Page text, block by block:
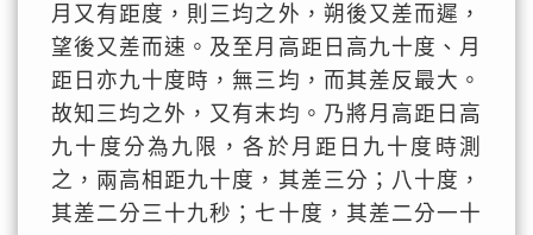
月又有距度，則三均之外，朔後又差而遲，
望後又差而速。及至月高距日高九十度、月
距日亦九十度時，無三均，而其差反最大。
故知三均之外，又有末均。乃將月高距日高
九十度分為九限，各於月距日九十度時測
之，兩高相距九十度，其差三分；八十度，
其差二分三十九秒；七十度，其差二分一十